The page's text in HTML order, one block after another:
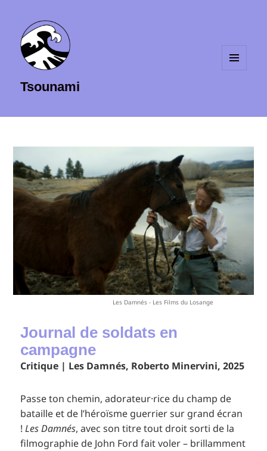
Tsounami
Les Damnés - Les Films du Losange
Journal de soldats en
campagne
Critique | Les Damnés, Roberto Minervini, 2025
Passe ton chemin, adorateur·rice du champ de
bataille et de l’héroïsme guerrier sur grand écran
!Les Damnés, avec son titre tout droit sorti de la
filmographie de John Ford fait voler – brillamment